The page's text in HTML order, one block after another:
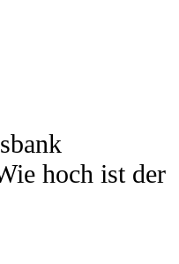
hoch ist der